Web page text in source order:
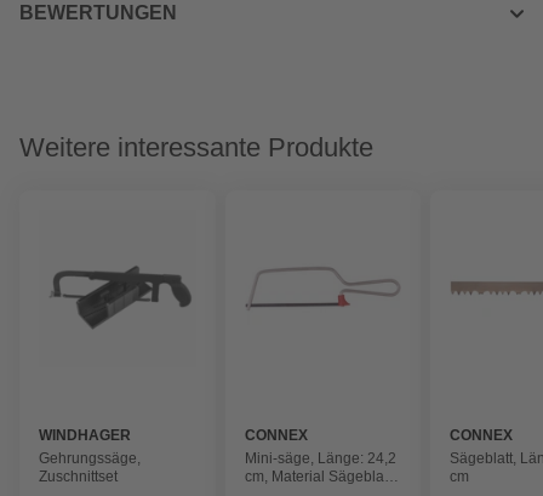
BEWERTUNGEN
Weitere interessante Produkte
WINDHAGER
Gehrungssäge,
Zuschnittset
CONNEX
Mini-säge, Länge: 24,2
cm, Material Sägeblatt:
CONNEX
Sägeblatt,
cm